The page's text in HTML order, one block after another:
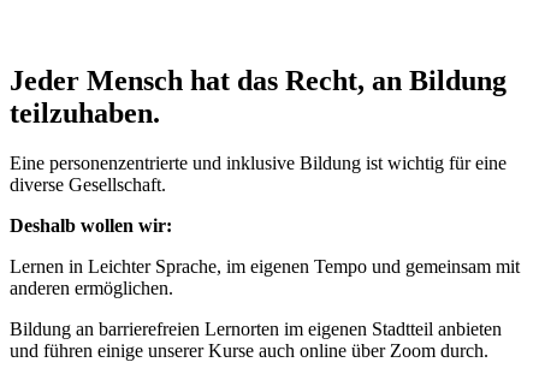
Jeder Mensch hat das Recht, an Bildung
teilzuhaben.
Eine personenzentrierte und inklusive Bildung ist wichtig für eine
diverse Gesellschaft.
Deshalb wollen wir:
Lernen in Leichter Sprache, im eigenen Tempo und gemeinsam mit
anderen ermöglichen.
Bildung an barrierefreien Lernorten im eigenen Stadtteil anbieten
und führen einige unserer Kurse auch online über Zoom durch.